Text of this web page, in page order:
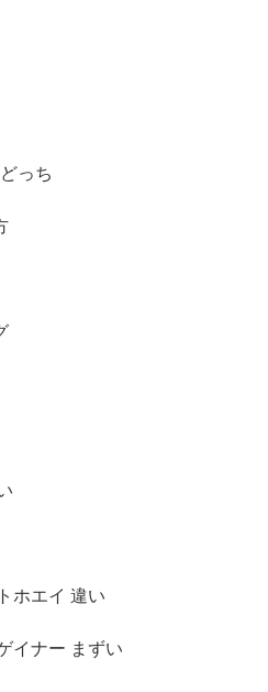
っち
ホエイ 違い
イナー まずい